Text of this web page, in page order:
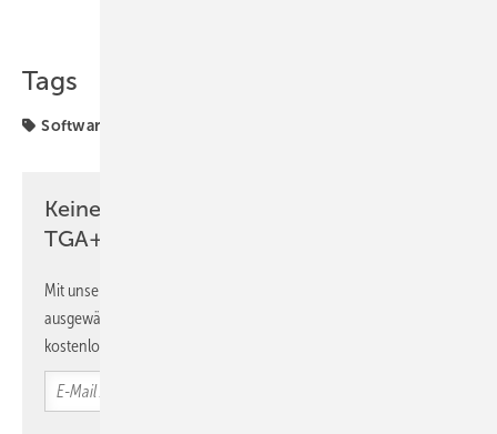
Tags
Software
Keine Zeit? Kein Problem mit dem
TGA+E Newsletter!
Mit unserem Newsletter erhalten Sie regelmäßig von uns
ausgewählte Informationen und Neuigkeiten, gebündelt und
kostenlos direkt ins Postfach.